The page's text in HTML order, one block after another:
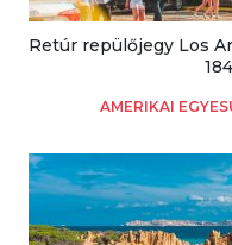
Retúr repülőjegy Los
AMERIKAI